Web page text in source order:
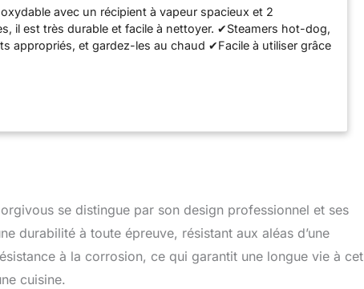
avec un récipient à vapeur spacieux et 2
il est très durable et facile à nettoyer. ✔Steamers hot-dog,
appropriés, et gardez-les au chaud ✔Facile à utiliser grâce
les collations, les fêtes de famille et la cuisine maison.
se distingue par son design professionnel et ses
durabilité à toute épreuve, résistant aux aléas d’une
à la corrosion, ce qui garantit une longue vie à cet
cuisine.